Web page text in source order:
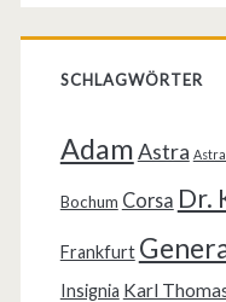
SCHLAGWÖRTER
AdamAstra Astra
Bochum Corsa Dr.
Frankfurt
Insignia Karl